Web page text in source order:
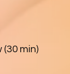
min)